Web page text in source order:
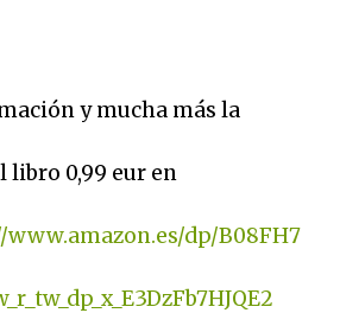
y mucha más la
libro 0,99 eur en
dp/B08FH7